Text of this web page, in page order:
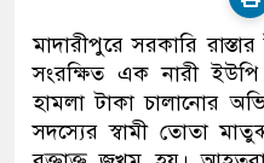
মাদারীপুরে সরকারি
সংরক্ষিত এক নারী
হামলা টাকা চালানোর
সদস্যের স্বামী তোতা